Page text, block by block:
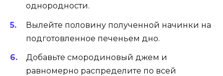
однородности.
Вылейте половину полученной начинки на
подготовленное печеньем дно.
Добавьте смородиновый джем и
равномерно распределите по всей